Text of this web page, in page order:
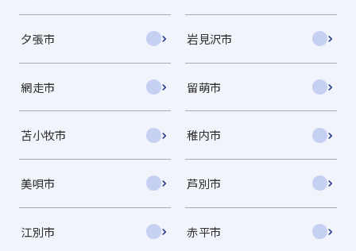
夕張市 岩見沢市
網走市 留萌市
苫小牧市 稚内市
美唄市 芦別市
江別市 赤平市